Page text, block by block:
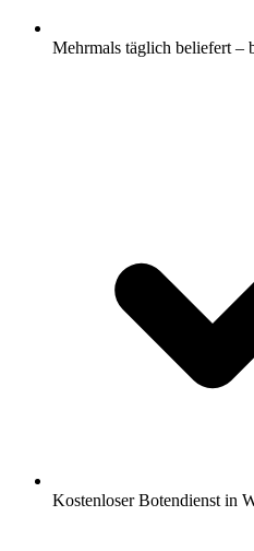
Mehrmals täglich beliefert –
Kostenloser Botendienst in